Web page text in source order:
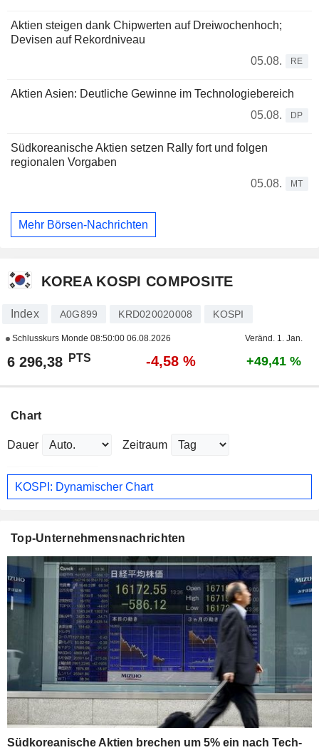
Aktien steigen dank Chipwerten auf Dreiwochenhoch;
Devisen auf Rekordniveau
05.08.
RE
Aktien Asien: Deutliche Gewinne im Technologiebereich
05.08.
DP
Südkoreanische Aktien setzen Rally fort und folgen
regionalen Vorgaben
05.08.
MT
Mehr Börsen-Nachrichten
KOREA KOSPI COMPOSITE
Index A0G899 KRD020020008 KOSPI
Schlusskurs Monde 08:50:00 06.08.2026 Veränd. 1. Jan.
6 296,38 PTS -4,58 % +49,41 %
Chart
Dauer Zeitraum
KOSPI: Dynamischer Chart
Top-Unternehmensnachrichten
Südkoreanische Aktien brechen um 5% ein nach Tech-